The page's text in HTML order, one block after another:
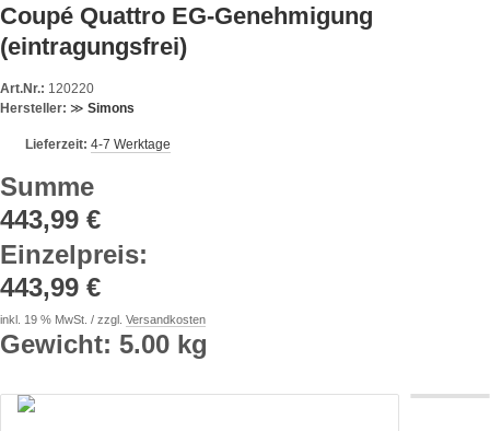
Coupé Quattro EG-Genehmigung
(eintragungsfrei)
Art.Nr.: 120220
Hersteller: ≫ Simons
Lieferzeit: 4-7 Werktage
Summe
443,99 €
Einzelpreis:
443,99 €
inkl. 19 % MwSt. / zzgl. Versandkosten
Gewicht: 5.00 kg